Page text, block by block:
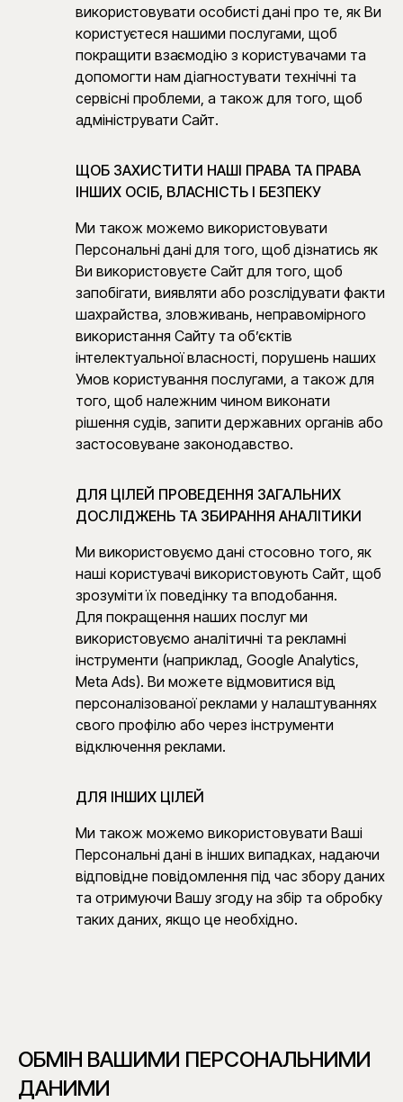
використовувати особисті дані про те, як Ви
користуєтеся нашими послугами, щоб
покращити взаємодію з користувачами та
допомогти нам діагностувати технічні та
сервісні проблеми, а також для того, щоб
адмініструвати Сайт.
ЩОБ ЗАХИСТИТИ НАШІ ПРАВА ТА ПРАВА
ІНШИХ ОСІБ, ВЛАСНІСТЬ І БЕЗПЕКУ
Ми також можемо використовувати
Персональні дані для того, щоб дізнатись як
Ви використовуєте Сайт для того, щоб
запобігати, виявляти або розслідувати факти
шахрайства, зловживань, неправомірного
використання Сайту та об’єктів
інтелектуальної власності, порушень наших
Умов користування послугами, а також для
того, щоб належним чином виконати
рішення судів, запити державних органів або
застосовуване законодавство.
ДЛЯ ЦІЛЕЙ ПРОВЕДЕННЯ ЗАГАЛЬНИХ
ДОСЛІДЖЕНЬ ТА ЗБИРАННЯ АНАЛІТИКИ
Ми використовуємо дані стосовно того, як
наші користувачі використовують Сайт, щоб
зрозуміти їх поведінку та вподобання.
Для покращення наших послуг ми
використовуємо аналітичні та рекламні
інструменти (наприклад, Google Analytics,
Meta Ads). Ви можете відмовитися від
персоналізованої реклами у налаштуваннях
свого профілю або через інструменти
відключення реклами.
ДЛЯ ІНШИХ ЦІЛЕЙ
Ми також можемо використовувати Ваші
Персональні дані в інших випадках, надаючи
відповідне повідомлення під час збору даних
та отримуючи Вашу згоду на збір та обробку
таких даних, якщо це необхідно.
ОБМІН ВАШИМИ ПЕРСОНАЛЬНИМИ
ДАНИМИ